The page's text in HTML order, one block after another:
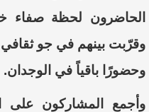
الحاضرون لحظة صفاء
وقرّبت بينهم في جو ثقافي
وحضورًا باقياً في الوجدان.
وأجمع المشاركون على